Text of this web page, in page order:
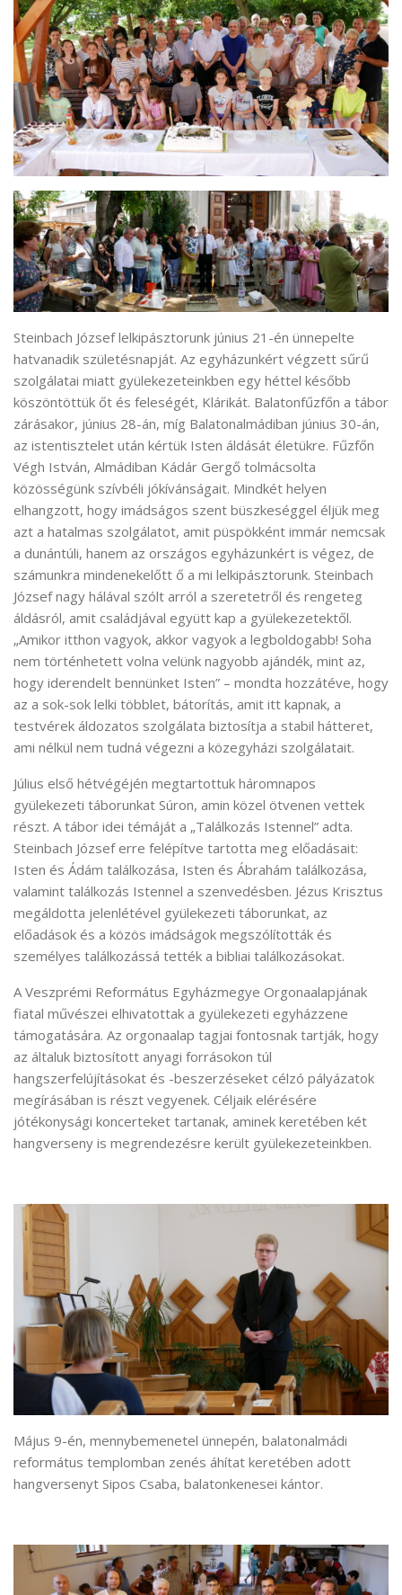
Steinbach József lelkipásztorunk június 21-én ünnepelte
hatvanadik születésnapját. Az egyházunkért végzett sűrű
szolgálatai miatt gyülekezeteinkben egy héttel később
köszöntöttük őt és feleségét, Klárikát. Balatonfűzfőn a tábor
zárásakor, június 28-án, míg Balatonalmádiban június 30-án,
az istentisztelet után kértük Isten áldását életükre. Fűzfőn
Végh István, Almádiban Kádár Gergő tolmácsolta
közösségünk szívbéli jókívánságait. Mindkét helyen
elhangzott, hogy imádságos szent büszkeséggel éljük meg
azt a hatalmas szolgálatot, amit püspökként immár nemcsak
a dunántúli, hanem az országos egyházunkért is végez, de
számunkra mindenekelőtt ő a mi lelkipásztorunk. Steinbach
József nagy hálával szólt arról a szeretetről és rengeteg
áldásról, amit családjával együtt kap a gyülekezetektől.
„Amikor itthon vagyok, akkor vagyok a legboldogabb! Soha
nem történhetett volna velünk nagyobb ajándék, mint az,
hogy iderendelt bennünket Isten” – mondta hozzátéve, hogy
az a sok-sok lelki többlet, bátorítás, amit itt kapnak, a
testvérek áldozatos szolgálata biztosítja a stabil hátteret,
ami nélkül nem tudná végezni a közegyházi szolgálatait.
Július első hétvégéjén megtartottuk háromnapos
gyülekezeti táborunkat Súron, amin közel ötvenen vettek
részt. A tábor idei témáját a „Találkozás Istennel” adta.
Steinbach József erre felépítve tartotta meg előadásait:
Isten és Ádám találkozása, Isten és Ábrahám találkozása,
valamint találkozás Istennel a szenvedésben. Jézus Krisztus
megáldotta jelenlétével gyülekezeti táborunkat, az
előadások és a közös imádságok megszólították és
személyes találkozássá tették a bibliai találkozásokat.
A Veszprémi Református Egyházmegye Orgonaalapjának
fiatal művészei elhivatottak a gyülekezeti egyházzene
támogatására. Az orgonaalap tagjai fontosnak tartják, hogy
az általuk biztosított anyagi forrásokon túl
hangszerfelújításokat és -beszerzéseket célzó pályázatok
megírásában is részt vegyenek. Céljaik elérésére
jótékonysági koncerteket tartanak, aminek keretében két
hangverseny is megrendezésre került gyülekezeteinkben.
Május 9-én, mennybemenetel ünnepén, balatonalmádi
református templomban zenés áhítat keretében adott
hangversenyt Sipos Csaba, balatonkenesei kántor.